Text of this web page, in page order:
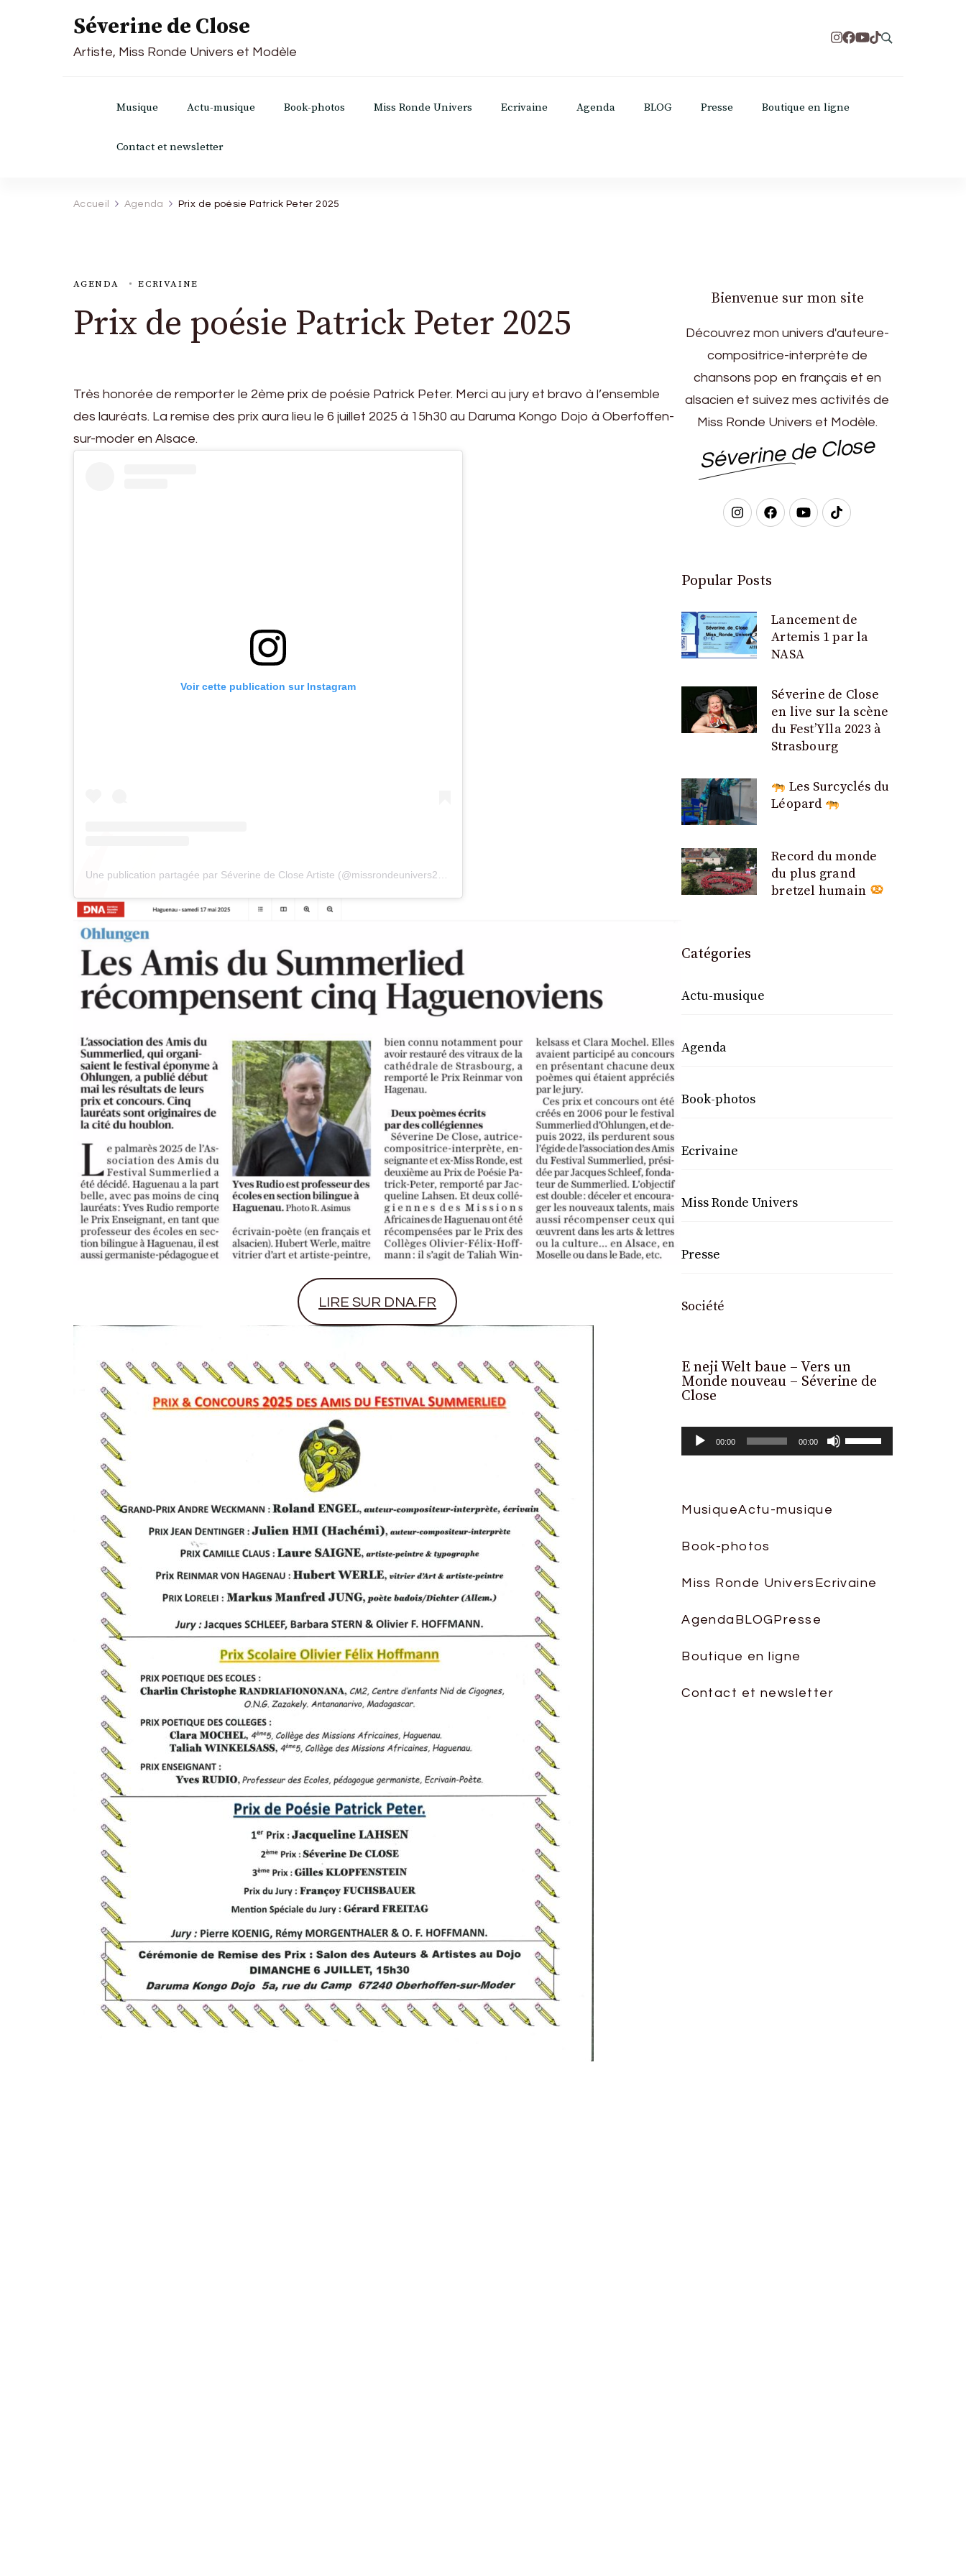
Séverine de Close
Artiste, Miss Ronde Univers et Modèle
Musique Actu-musique Book-photos Miss Ronde Univers Ecrivaine Agenda BLOG Presse Boutique en ligne
Contact et newsletter
Accueil Agenda Prix de poésie Patrick Peter 2025
AGENDA ECRIVAINE
Prix de poésie Patrick Peter 2025
Très honorée de remporter le 2ème prix de poésie Patrick Peter. Merci au jury et bravo à l’ensemble
des lauréats. La remise des prix aura lieu le 6 juillet 2025 à 15h30 au Daruma Kongo Dojo à Oberfoffen-
sur-moder en Alsace.
Voir cette publication sur Instagram
LIRE SUR DNA.FR
Bienvenue sur mon site
Découvrez mon univers d'auteure-
compositrice-interprète de
chansons pop en français et en
alsacien et suivez mes activités de
Miss Ronde Univers et Modèle.
Séverine de Close
Popular Posts
Lancement de
Artemis 1 par la
NASA
Séverine de Close
en live sur la scène
du Fest’Ylla 2023 à
Strasbourg
Les Surcyclés du
Léopard
Record du monde
du plus grand
bretzel humain
Catégories
Actu-musique
Agenda
Book-photos
Ecrivaine
Miss Ronde Univers
Presse
Société
E neji Welt baue – Vers un
Monde nouveau – Séverine de
Close
00:00 00:00
Utilisez
les
MusiqueActu-musique
Book-photos
Miss Ronde Univers Ecrivaine
Agenda BLOGPresse
Boutique en ligne
Contact et newsletter